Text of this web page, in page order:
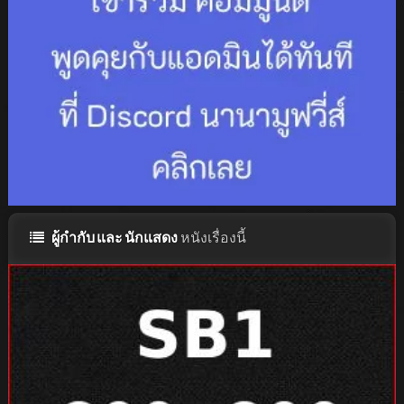
ผู้กำกับ และ นักแสดงหนังเรื่องนี้